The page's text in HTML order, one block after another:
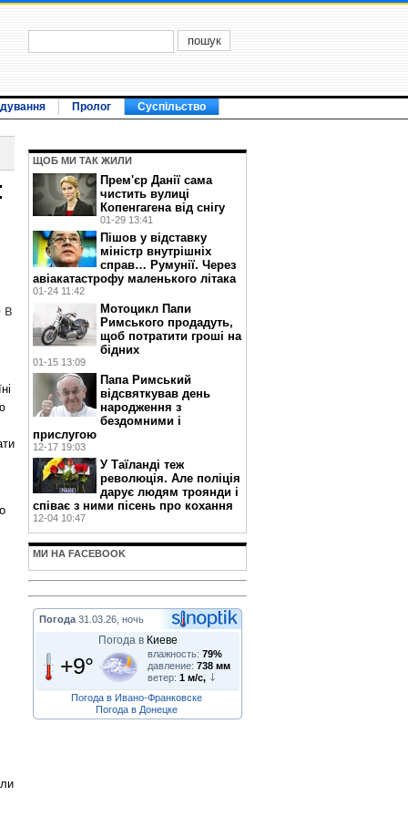
Пролог Суспільство
в
ЩОБ МИ ТАК ЖИЛИ
Прем'єр Данії сама
чистить вулиці
Копенгагена від снігу
01-29 13:41
Пішов у відставку
міністр внутрішніх
справ… Румунії. Через
авіакатастрофу маленького літака
01-24 11:42
Мотоцикл Папи
Римського продадуть,
щоб потратити гроші на
бідних
01-15 13:09
Папа Римський
відсвяткував день
народження з
бездомними і
прислугою
12-17 19:03
У Таїланді теж
революція. Але поліція
дарує людям троянди і
співає з ними пісень про кохання
12-04 10:47
МИ НА FACEBOOK
Погода 31.03.26, ночь
Погода в Киеве
+9° влажность: 79%
давление: 738 мм
ветер: 1 м/с,
Погода в Ивано-Франковске
Погода в Донецке